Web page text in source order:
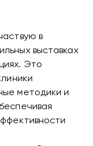
в
выставках
Это
методики и